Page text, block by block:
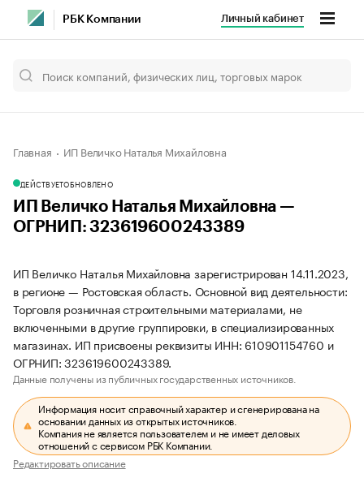
РБК Компании Личный кабинет
Главная ИП Величко Наталья Михайловна
ДЕЙСТВУЕТОБНОВЛЕНО
ИП Величко Наталья Михайловна —
ОГРНИП: 323619600243389
ИП Величко Наталья Михайловна зарегистрирован 14.11.2023,
в регионе — Ростовская область. Основной вид деятельности:
Торговля розничная строительными материалами, не
включенными в другие группировки, в специализированных
магазинах. ИП присвоены реквизиты ИНН: 610901154760 и
ОГРНИП: 323619600243389.
Данные получены из публичных государственных источников.
Информация носит справочный характер и сгенерирована на
основании данных из открытых источников.
Компания не является пользователем и не имеет деловых
отношений с сервисом РБК Компании.
Редактировать описание